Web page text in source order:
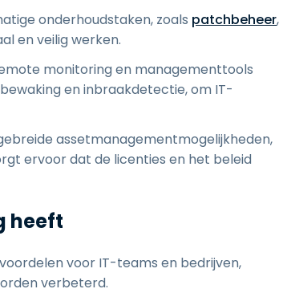
onderhoudstaken, zoals patchbeheer,
en veilig werken.
monitoring en managementtools
en inbraakdetectie, om IT-
assetmanagementmogelijkheden,
ervoor dat de licenties en het beleid
heeft
voor IT-teams en bedrijven,
verbeterd.